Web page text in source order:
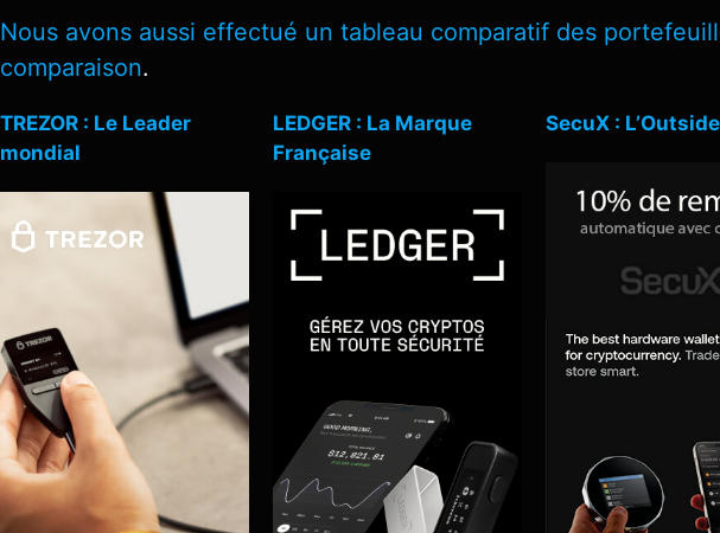
Nous avons aussi effectué un tableau comparatif des
comparaison.
TREZOR : Le Leader
mondial
LEDGER : La Marque
Française
SecuX :